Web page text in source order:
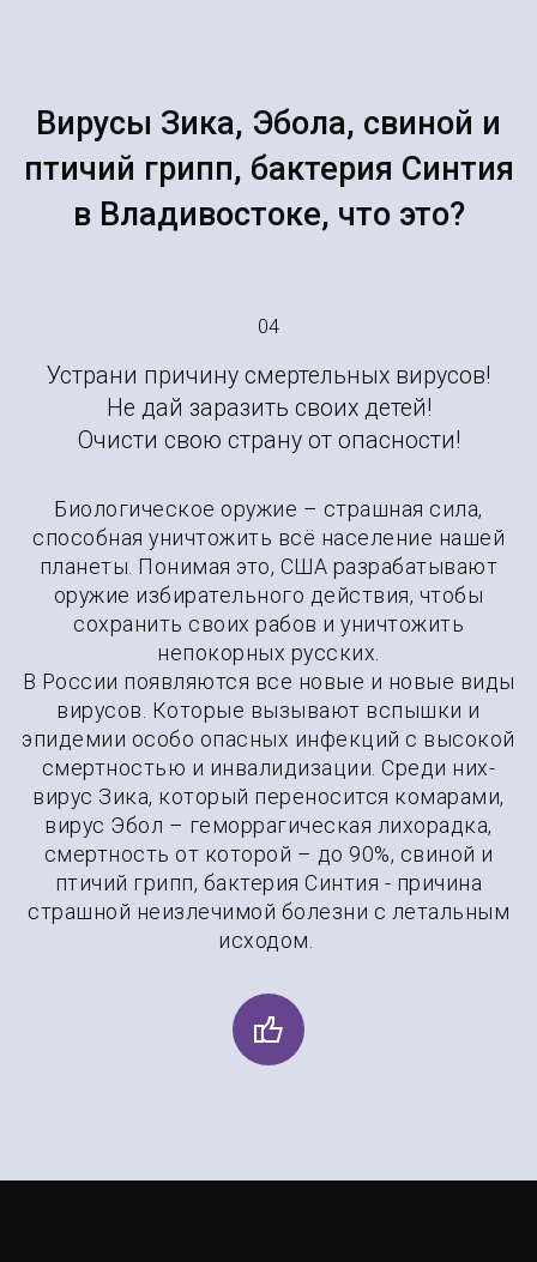
Вирусы Зика, Эбола, свиной и
птичий грипп, бактерия Синтия
в Владивостоке, что это?
04
Устрани причину смертельных вирусов!
Не дай заразить своих детей!
Очисти свою страну от опасности!
Биологическое оружие – страшная сила,
способная уничтожить всё население нашей
планеты. Понимая это, США разрабатывают
оружие избирательного действия, чтобы
сохранить своих рабов и уничтожить
непокорных русских.
В России появляются все новые и новые виды
вирусов. Которые вызывают вспышки и
эпидемии особо опасных инфекций с высокой
смертностью и инвалидизации. Среди них-
вирус Зика, который переносится комарами,
вирус Эбол – геморрагическая лихорадка,
смертность от которой – до 90%, свиной и
птичий грипп, бактерия Синтия - причина
страшной неизлечимой болезни с летальным
исходом.